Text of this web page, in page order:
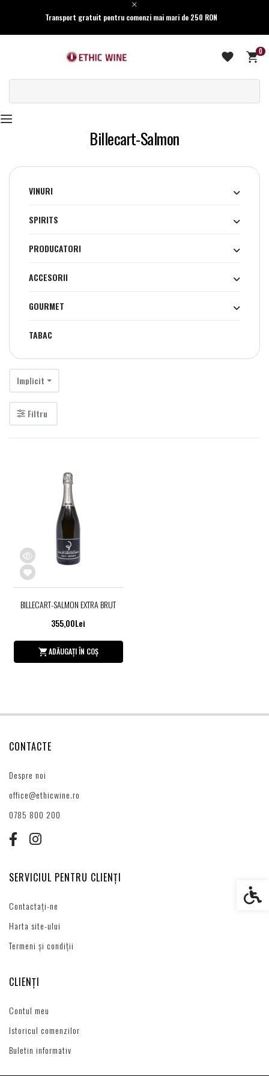
Transport gratuit pentru comenzi mai mari de 250 RON
0
Billecart-Salmon
VINURI
SPIRITS
PRODUCATORI
ACCESORII
GOURMET
TABAC
Implicit
Filtru
BILLECART-SALMON EXTRA BRUT
355,00Lei
ADĂUGAȚI ÎN COȘ
CONTACTE
Despre noi
office@ethicwine.ro
0785 800 200
SERVICIUL PENTRU CLIENȚI
Contactați-ne
Harta site-ului
Termeni și condiții
CLIENȚI
Contul meu
Istoricul comenzilor
Buletin informativ
Setări